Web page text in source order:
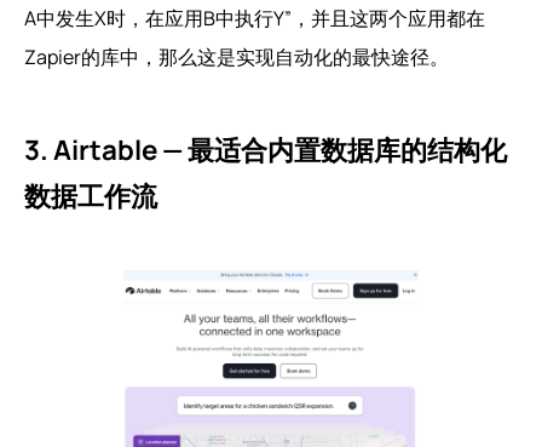
A中发生X时，在应用B中执行Y”，并且这两个应用都在
Zapier的库中，那么这是实现自动化的最快途径。
3. Airtable — 最适合内置数据库的结构化
数据工作流